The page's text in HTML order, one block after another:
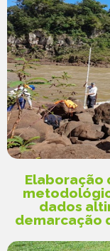
Elaboração
dados
demarcação